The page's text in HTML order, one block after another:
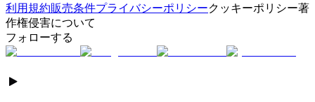
利用規約販売条件プライバシーポリシークッキーポリシー著
作権侵害について
フォローする